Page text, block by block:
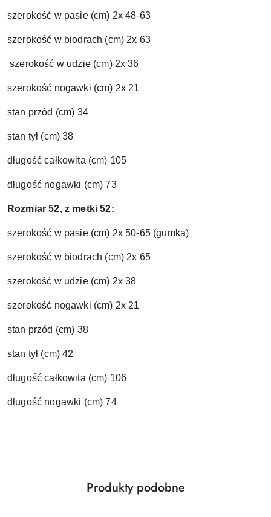
szerokość w pasie (cm) 2x 48-63
szerokość w biodrach (cm) 2x 63
szerokość w udzie (cm) 2x 36
szerokość nogawki (cm) 2x 21
stan przód (cm) 34
stan tył (cm) 38
długość całkowita (cm) 105
długość nogawki (cm) 73
Rozmiar 52, z metki 52:
szerokość w pasie (cm) 2x 50-65 (gumka)
szerokość w biodrach (cm) 2x 65
szerokość w udzie (cm) 2x 38
szerokość nogawki (cm) 2x 21
stan przód (cm) 38
stan tył (cm) 42
długość całkowita (cm) 106
długość nogawki (cm) 74
Pomiń karuzelę produktów
Produkty
Produkty podobne